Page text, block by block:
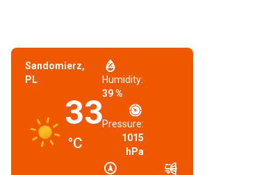
Sandomierz,
PL
33
°C
Humidity:
39 %
Pressure:
1015
hPa